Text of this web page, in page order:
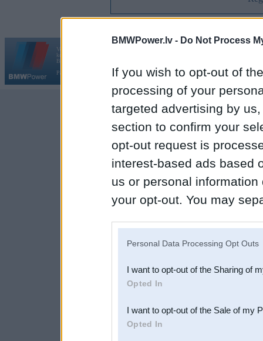
BMWPower.lv - Do Not Process
If you wish to opt-out of
processing of your
targeted advertising by
section to confirm your
opt-out request is
interest-based ads based
us or personal
your opt-out. You may
Downstream Participants
third parties.
Personal Data Processing Opt Outs
I want to opt-out of the Sharing of
Opted In
I want to opt-out of the Sale of my
Opted In
Vortāls BMWPower.lv darbojas
kopš 2002. gada 14. maija. Tas nav auto klubs un nav saistīts ar
BMW AG.
Par BMWPower
Kontakti |Reklāma